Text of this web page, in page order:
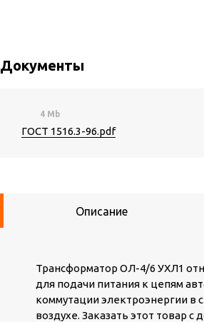
Документы
4 Mb
ГОСТ 1516.3-96.pdf
Описание
Трансформатор ОЛ-4/6 УХЛ1
для подачи питания к цепям
коммутации электроэнергии в
воздухе. Заказать этот товар